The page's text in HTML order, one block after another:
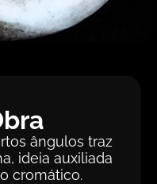
ângulos traz
ideia auxiliada
cromático.